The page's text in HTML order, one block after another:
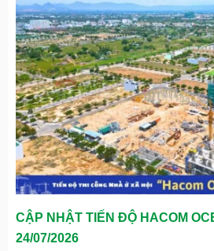
CẬP NHẬT TIẾN ĐỘ HACOM
24/07/2026